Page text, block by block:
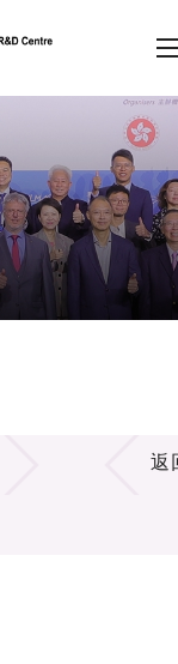
录
繁 简
返